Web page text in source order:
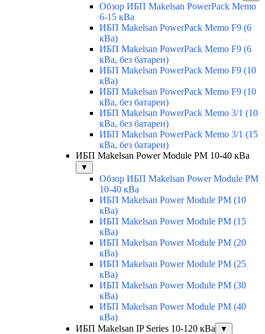
Обзор ИБП Makelsan PowerPack Memo
6-15 кВа
ИБП Makelsan PowerPack Memo F9 (6
кВа)
ИБП Makelsan PowerPack Memo F9 (6
кВа, без батареи)
ИБП Makelsan PowerPack Memo F9 (10
кВа)
ИБП Makelsan PowerPack Memo F9 (10
кВа, без батареи)
ИБП Makelsan PowerPack Memo 3/1 (10
кВа, без батареи)
ИБП Makelsan PowerPack Memo 3/1 (15
кВа, без батареи)
ИБП Makelsan Power Module PM 10-40 кВа
▼
Обзор ИБП Makelsan Power Module PM
10-40 кВа
ИБП Makelsan Power Module PM (10
кВа)
ИБП Makelsan Power Module PM (15
кВа)
ИБП Makelsan Power Module PM (20
кВа)
ИБП Makelsan Power Module PM (25
кВа)
ИБП Makelsan Power Module PM (30
кВа)
ИБП Makelsan Power Module PM (40
кВа)
ИБП Makelsan IP Series 10-120 кВа
▼